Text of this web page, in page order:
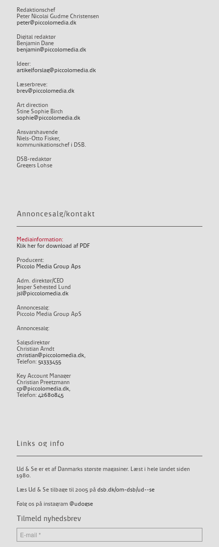
Redaktionschef
Peter Nicolai Gudme Christensen
peter@piccolomedia.dk
Digital redaktør
Benjamin Dane
benjamin@piccolomedia.dk
Ideer:
artikelforslag@piccolomedia.dk
Læserbreve:
brev@piccolomedia.dk
Art direction
Stine Sophie Birch
sophie@piccolomedia.dk
Ansvarshavende
Niels-Otto Fisker,
kommunikationschef i DSB.
DSB-redaktør
Gregers Lohse
Annoncesalg/kontakt
Mediainformation:
Klik her for download af PDF
Producent:
Piccolo Media Group Aps
Adm. direktør/CEO
Jesper Sehested Lund
jsl@piccolomedia.dk
Annoncesalg:
Piccolo Media Group ApS
Annoncesalg:
Salgsdirektør
Christian Arndt
christian@piccolomedia.dk,
Telefon: 51333455
Key Account Manager
Christian Preetzmann
cp@piccolomedia.dk,
Telefon: 42680845
Links og info
Ud & Se er et af Danmarks største magasiner. Læst i hele landet siden
1980.
Læs Ud & Se tilbage til 2005 på dsb.dk/om-dsb/ud--se
Følg os på instagram @udogse
Tilmeld nyhedsbrev